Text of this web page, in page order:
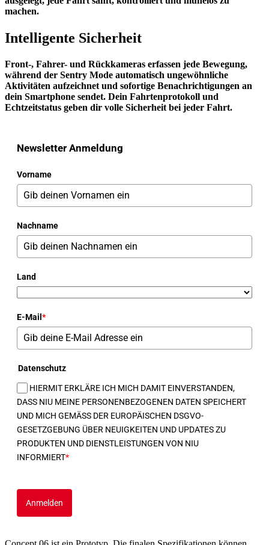
machen.
Intelligente Sicherheit
Front-, Fahrer- und Rückkameras erfassen jede Bewegung,
während der Sentry Mode automatisch ungewöhnliche
Aktivitäten aufzeichnet und sofortige Benachrichtigungen an
dein Smartphone sendet. Dein Fahrtenprotokoll und
Echtzeitstatus geben dir volle Sicherheit bei jeder Fahrt.
Newsletter Anmeldung
Vorname
Nachname
Land
E-Mail *
Datenschutz
HIERMIT ERKLÄRE ICH MICH DAMIT EINVERSTANDEN,
DASS NIU MEINE PERSONENBEZOGENEN DATEN SPEICHERT
UND MICH GEMÄSS DER EUROPÄISCHEN DSGVO-
GESETZGEBUNG ÜBER NEUIGKEITEN UND UPDATES ZU
PRODUKTEN UND DIENSTLEISTUNGEN VON NIU
INFORMIERT*
Anmelden